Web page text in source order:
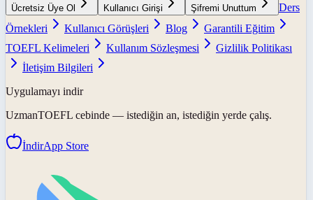
Ücretsiz Üye Ol Kullanıcı Girişi Şifremi Unuttum
Ders
Örnekleri
Kullanıcı Görüşleri Blog
Garantili Eğitim
TOEFL Kelimeleri
Kullanım Sözleşmesi
Gizlilik Politikası
İletişim Bilgileri
Uygulamayı indir
UzmanTOEFL cebinde — istediğin an, istediğin yerde çalış.
İndirApp Store